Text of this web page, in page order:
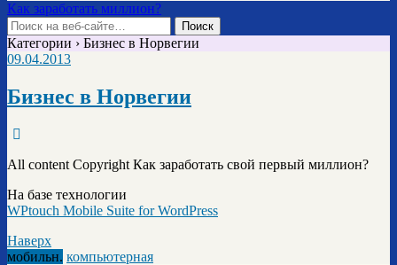
Как заработать миллион?
Категории › Бизнес в Норвегии
09.04.2013
Бизнес в Норвегии
All content Copyright Как заработать свой первый миллион?
На базе технологии
WPtouch Mobile Suite for WordPress
Наверх
мобильн. компьютерная